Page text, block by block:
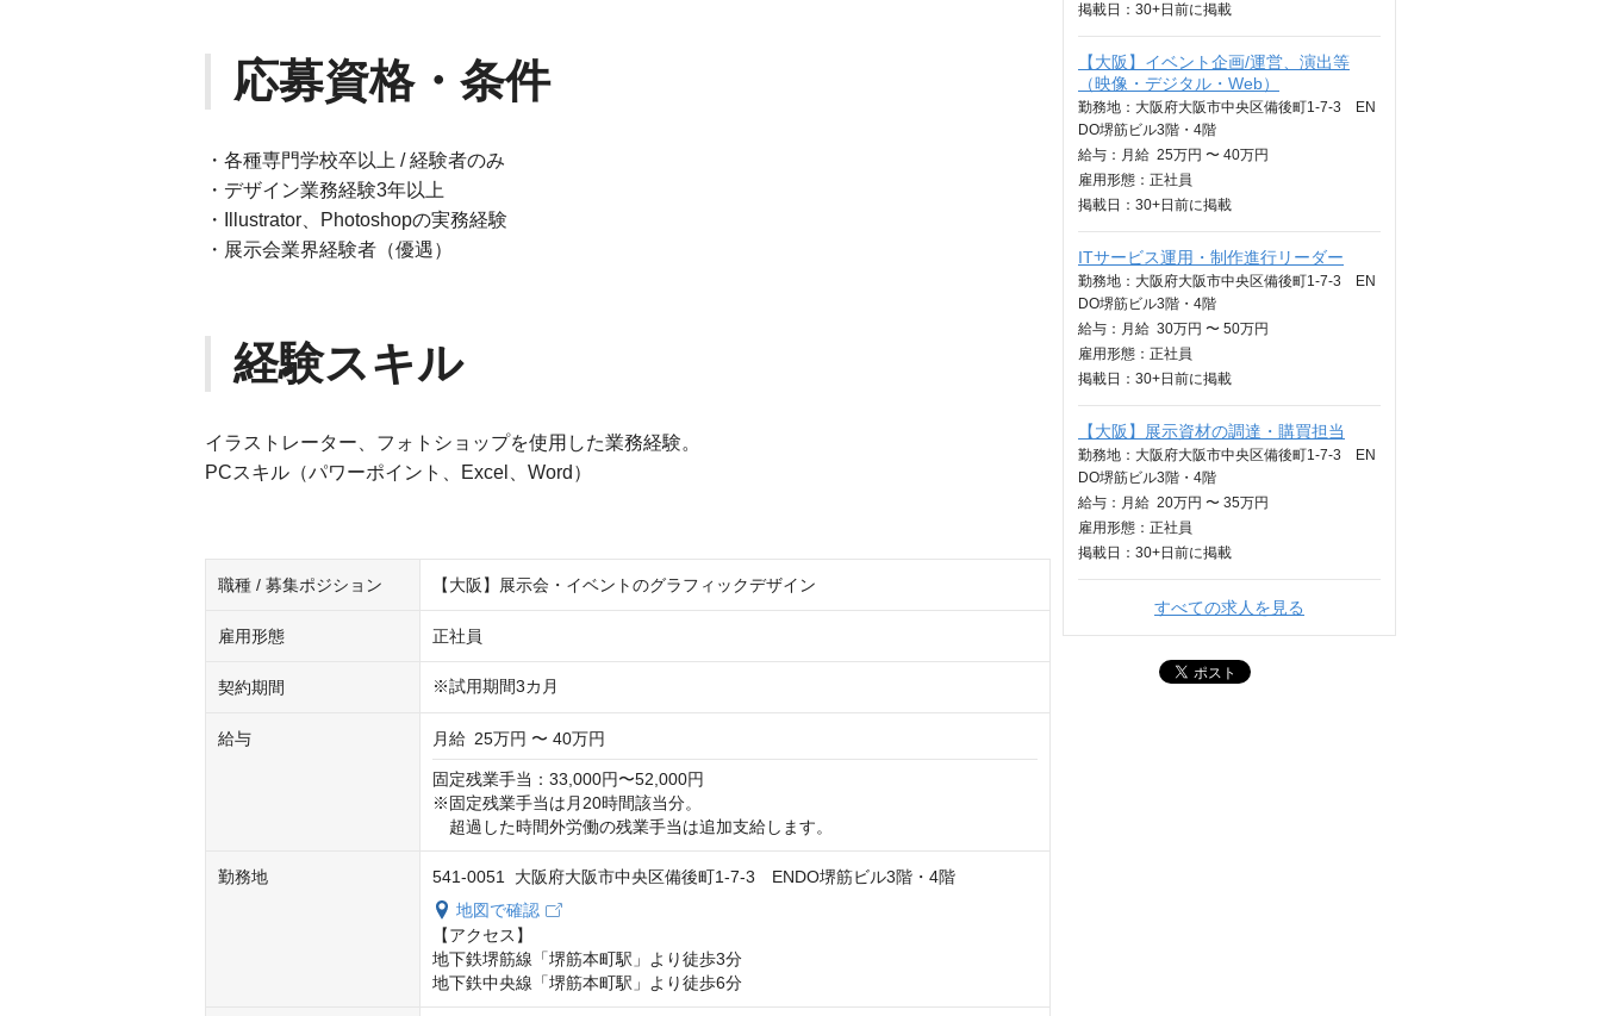
応募資格・条件
・各種専門学校卒以上 / 経験者のみ
・デザイン業務経験3年以上
・Illustrator、Photoshopの実務経験
・展示会業界経験者（優遇）
経験スキル
イラストレーター、フォトショップを使用した業務経験。
PCスキル（パワーポイント、Excel、Word）
職種 / 募集ポジション 【大阪】展示会・イベントのグラフィックデザイン
雇用形態 正社員
契約期間 ※試用期間3カ月
給与 月給 25万円 〜 40万円
固定残業手当：33,000円〜52,000円
※固定残業手当は月20時間該当分。
超過した時間外労働の残業手当は追加支給します。
勤務地
541-0051 大阪府大阪市中央区備後町1-7-3 ENDO堺筋ビル3階・4階
地図で確認
【アクセス】
地下鉄堺筋線「堺筋本町駅」より徒歩3分
地下鉄中央線「堺筋本町駅」より徒歩6分
掲載日： 30+日 前に掲載
【大阪】イベント企画/運営、演出等
（映像・デジタル・Web）
勤務地：大阪府大阪市中央区備後町1-7-3 EN
DO堺筋ビル3階・4階
給与： 月給 25万円 〜 40万円
雇用形態：正社員
掲載日： 30+日 前に掲載
ITサービス運用・制作進行リーダー
勤務地：大阪府大阪市中央区備後町1-7-3 EN
DO堺筋ビル3階・4階
給与： 月給 30万円 〜 50万円
雇用形態：正社員
掲載日： 30+日 前に掲載
【大阪】展示資材の調達・購買担当
勤務地：大阪府大阪市中央区備後町1-7-3 EN
DO堺筋ビル3階・4階
給与： 月給 20万円 〜 35万円
雇用形態：正社員
掲載日： 30+日 前に掲載
すべての求人を見る